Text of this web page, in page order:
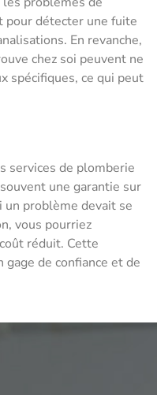
pour détecter une fuite
En revanche,
chez soi peuvent ne
spécifiques, ce qui peut
services de plomberie
une garantie sur
un problème devait se
vous pourriez
réduit. Cette
de confiance et de